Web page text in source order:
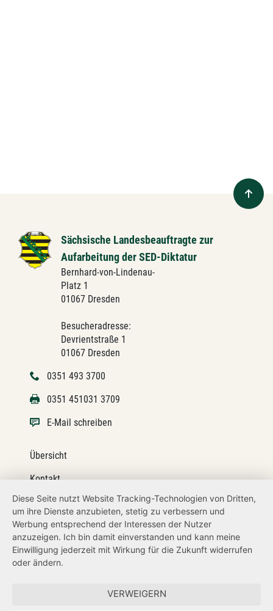
Sächsische Landesbeauftragte zur
Aufarbeitung der SED-Diktatur
Bernhard-von-Lindenau-
Platz 1
01067 Dresden
Besucheradresse:
Devrientstraße 1
01067 Dresden
0351 493 3700
0351 451031 3709
E-Mail schreiben
Übersicht
Kontakt
Impressum
Datenschutz
Transparenzanspruch
Diese Seite nutzt Website Tracking-Technologien von Dritten,
um ihre Dienste anzubieten, stetig zu verbessern und
Werbung entsprechend der Interessen der Nutzer
anzuzeigen. Ich bin damit einverstanden und kann meine
Einwilligung jederzeit mit Wirkung für die Zukunft widerrufen
oder ändern.
VERWEIGERN